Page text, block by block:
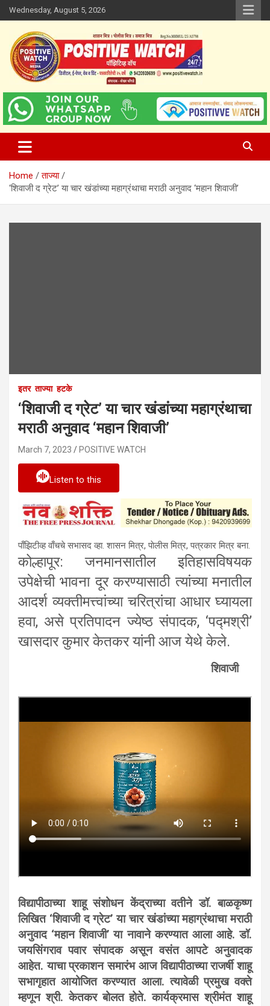
Skip
to
content
Wednesday, August 5, 2026
Positive Watch
www.positivewatch.in
Home
ताज्या
‘शिवाजी द ग्रेट’ या चार खंडांच्या महाग्रंथाचा मराठी अनुवाद ‘महान शिवाजी’
इतर ताज्या हटके
‘शिवाजी द ग्रेट’ या चार खंडांच्या महाग्रंथाचा
मराठी अनुवाद ‘महान शिवाजी’
March 7, 2023 POSITIVE WATCH
Listen to this
पाँझिटीव्ह वाँचचे सभासद व्हा. शासन मित्र, पाेलीस मित्र, पत्रकार मित्र बना.
कोल्हापूर: जनमानसातील इतिहासविषयक
उपेक्षेची भावना दूर करण्यासाठी त्यांच्या मनातील
आदर्श व्यक्तीमत्त्वांच्या चरित्रांचा आधार घ्यायला
हवा, असे प्रतिपादन ज्येष्ठ संपादक, ‘पद्मश्री’
खासदार कुमार केतकर यांनी आज येथे केले.
शिवाजी
विद्यापीठाच्या शाहू संशोधन केंद्राच्या वतीने डॉ. बाळकृष्ण
लिखित ‘शिवाजी द ग्रेट’ या चार खंडांच्या महाग्रंथाचा मराठी
अनुवाद ‘महान शिवाजी’ या नावाने करण्यात आला आहे. डॉ.
जयसिंगराव पवार संपादक असून वसंत आपटे अनुवादक
आहेत. याचा प्रकाशन समारंभ आज विद्यापीठाच्या राजर्षी शाहू
सभागृहात आयोजित करण्यात आला. त्यावेळी प्रमुख वक्ते
म्हणून श्री. केतकर बोलत होते. कार्यक्रमास श्रीमंत शाहू